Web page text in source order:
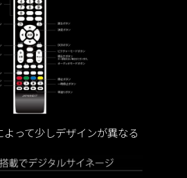
よって少しデザインが異なる